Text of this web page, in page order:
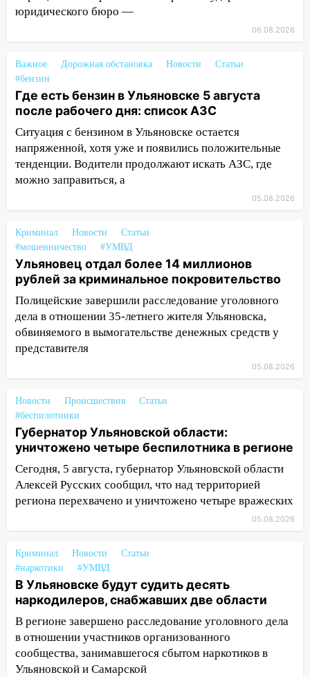
перевернулась на мопеде и попала в
миллионов рублей за криминальное
покровительство
15:32 На «кольце» кроссовер сбил 18-
летнего мопедиста
15:00 В Ульяновске после тройного ДТП
госпитализировали 25-летнего байкера
14:32
На Ульяновскую область
14:08
Пешеход переходил по «зебре»:
подробности серьезной аварии на
Фруктовой
13:30
В Димитровграде на улице
Трудовой горело здание
13:00 Водитель без прав врезался в
припаркованный автомобиль
12:18
Вспыхнул изнутри: в
Железнодорожном районе горела дача
11:33 В Засвияжье под колёса авто
попал мужчина
11:17 В Радищевском районе сгорели
хозяйственные постройки
10:18
Губернатор Ульяновской области:
уничтожено четыре беспилотника в
регионе
10:00
В Ульяновске дотла сгорел
легковой автомобиль
09:39 В Ульяновске будут судить десять
наркодилеров, снабжавших две области
юридического бюро —
06.08.2026
Важное Дорожная обстановка Новости
Статьи
#бензин
Где есть бензин в Ульяновске 5 августа
после рабочего дня: список АЗС
Ситуация с бензином в Ульяновске остается
напряженной, хотя уже и появились положительные
тенденции. Водители продолжают искать АЗС, где
можно заправиться, а
05.08.2026
Криминал Новости
Статьи
#мошенничество
#УМВД
Ульяновец отдал более 14 миллионов
рублей за криминальное покровительство
Полицейские завершили расследование уголовного
дела в отношении 35-летнего жителя Ульяновска,
обвиняемого в вымогательстве денежных средств у
представителя
05.08.2026
Новости Происшествия
Статьи
#беспилотники
Губернатор Ульяновской области:
уничтожено четыре беспилотника в регионе
Сегодня, 5 августа, губернатор Ульяновской области
Алексей Русских сообщил, что над территорией
региона перехвачено и уничтожено четыре вражеских
05.08.2026
Криминал Новости
Статьи
#наркотики
#УМВД
В Ульяновске будут судить десять
наркодилеров, снабжавших две области
В регионе завершено расследование уголовного дела
в отношении участников организованного
сообщества, занимавшегося сбытом наркотиков в
Ульяновской и Самарской